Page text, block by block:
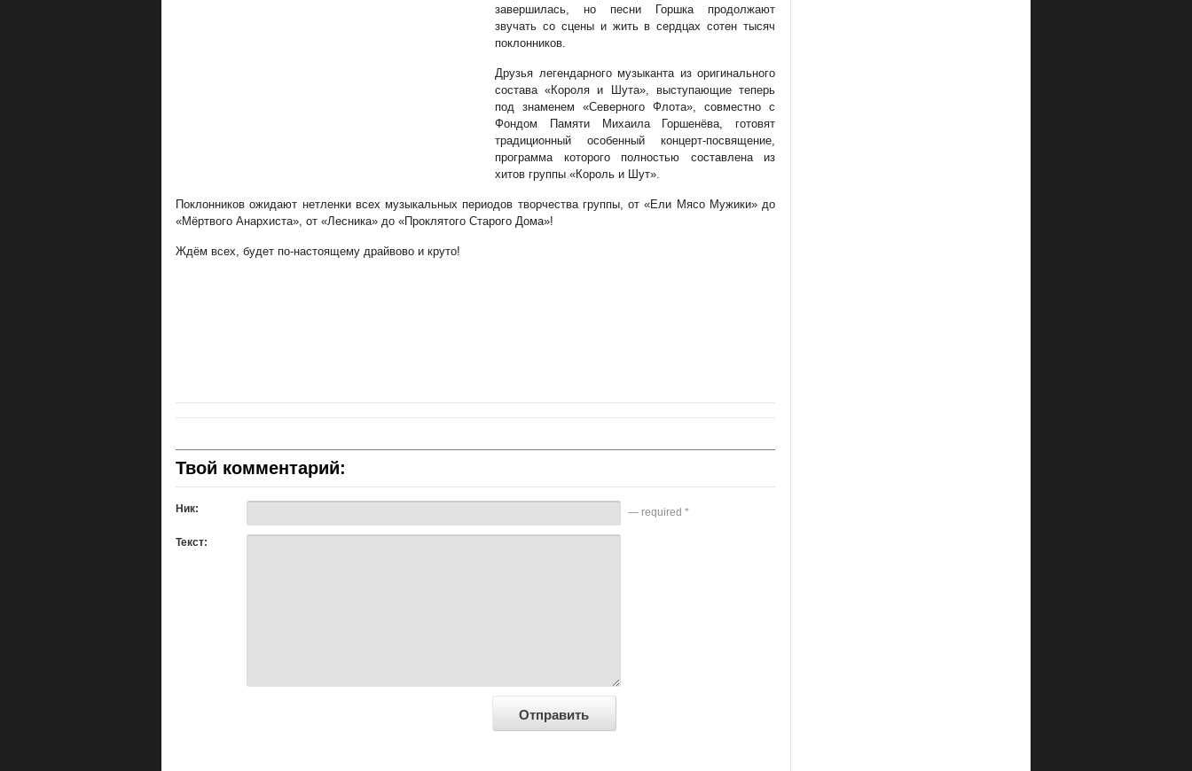
завершилась, но песни Горшка продолжают
звучать со сцены и жить в сердцах сотен тысяч
поклонников.
Друзья легендарного музыканта из оригинального
состава «Короля и Шута», выступающие теперь
под знаменем «Северного Флота», совместно с
Фондом Памяти Михаила Горшенёва, готовят
традиционный особенный концерт-посвящение,
программа которого полностью составлена из
хитов группы «Король и Шут».
Поклонников ожидают нетленки всех музыкальных периодов творчества группы, от «Ели Мясо Мужики» до
«Мёртвого Анархиста», от «Лесника» до «Проклятого Старого Дома»!
Ждём всех, будет по-настоящему драйвово и круто!
Твой комментарий:
Ник: — required *
Текст: